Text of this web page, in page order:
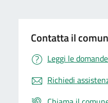
Contatta il
Leggi le
Richiedi